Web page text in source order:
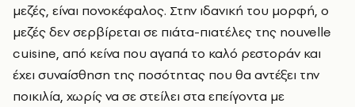
μεζές, είναι πονοκέφαλος. Στην ιδανική του μορφή, ο
μεζές δεν σερβίρεται σε πιάτα-πιατέλες της nouvelle
cuisine, από κείνα που αγαπά το καλό ρεστοράν και
έχει συναίσθηση της ποσότητας που θα αντέξει την
ποικιλία, χωρίς να σε στείλει στα επείγοντα με